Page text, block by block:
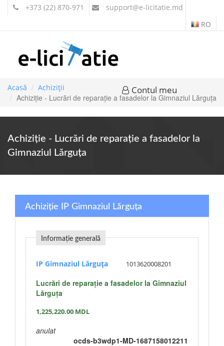
+373 (22) 870-971 support@e-licitatie.md
RO
Contul meu
Acasă Achiziții
Achiziție - Lucrări de reparație a fasadelor la Gimnaziul Lărguța
Achiziție - Lucrări de reparație a fasadelor la
Gimnaziul Lărguța
Achiziție IP Gimnaziul Lărguța
Informație generală
IP Gimnaziul Lărguța 1013620008201
Lucrări de reparație a fasadelor la Gimnaziul
Lărguța
1,225,220.00 MDL
anulat
ocds-b3wdp1-MD-1687158012211